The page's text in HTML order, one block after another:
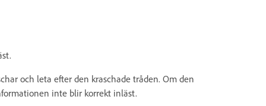
och leta efter den kraschade tråden. Om den
inte blir korrekt inläst.